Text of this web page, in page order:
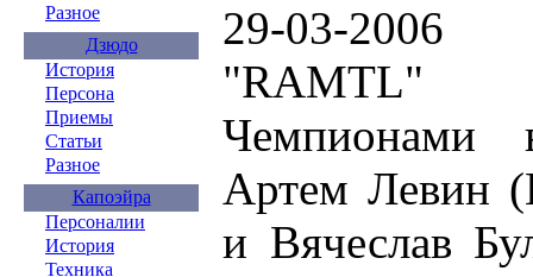
Разное
Дзюдо
История
Персона
Приемы
Статьи
Разное
Капоэйра
Персоналии
История
Техника
29-03-2006
"RAMTL"
Чемпионами
Артем Левин
и Вячеслав